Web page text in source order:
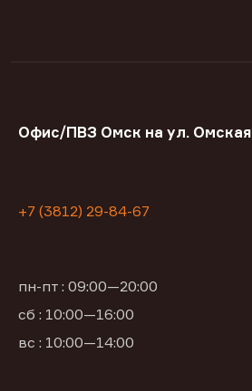
Офис/ПВЗ Омск на ул. Омская
+7 (3812) 29-84-67
пн-пт : 09:00—20:00
сб : 10:00—16:00
вс : 10:00—14:00